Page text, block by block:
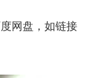
网盘，如链接